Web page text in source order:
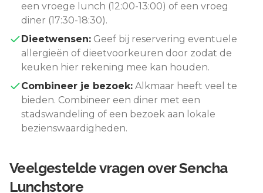
een vroege lunch (12:00-13:00) of een vroeg
diner (17:30-18:30).
Dieetwensen: Geef bij reservering eventuele
allergieën of dieetvoorkeuren door zodat de
keuken hier rekening mee kan houden.
Combineer je bezoek: Alkmaar heeft veel te
bieden. Combineer een diner met een
stadswandeling of een bezoek aan lokale
bezienswaardigheden.
Veelgestelde vragen overSencha
Lunchstore